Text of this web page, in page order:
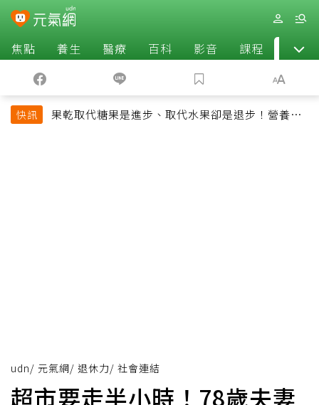
焦點 養生 醫療 百科 影音 課程 退休
快訊
果乾取代糖果是進步、取代水果卻是退步！營養師
udn/ 元氣網/ 退休力/ 社會連結
超市要走半小時！78歲夫妻